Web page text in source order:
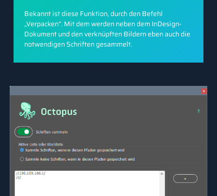
Bekannt ist diese Funktion, durch den Befehl
„Verpacken“. Mit dem werden neben dem InDesign-
Dokument und den verknüpften Bildern eben auch die
notwendigen Schriften gesammelt.